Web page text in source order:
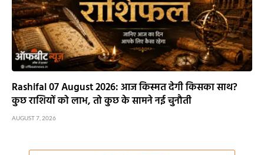
Rashifal 07 August 2026: आज किस्मत देगी किसका साथ?
कुछ राशियों को लाभ, तो कुछ के सामने नई चुनौती
AUGUST 7, 2026